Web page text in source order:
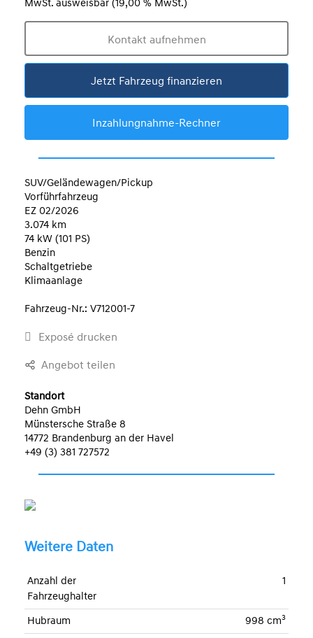
MwSt. ausweisbar (19,00 % MwSt.)
Kontakt aufnehmen
Jetzt Fahrzeug finanzieren
Inzahlungnahme-Rechner
SUV/Geländewagen/Pickup
Vorführfahrzeug
EZ 02/2026
3.074 km
74 kW (101 PS)
Benzin
Schaltgetriebe
Klimaanlage
Fahrzeug-Nr.: V712001-7
Exposé drucken
Angebot teilen
Standort
Dehn GmbH
Münstersche Straße 8
14772 Brandenburg an der Havel
+49 (3) 381 727572
Weitere Daten
Anzahl der
Fahrzeughalter
1
Hubraum 998 cm3